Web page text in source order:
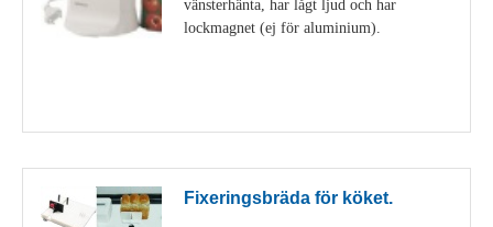
vänsterhänta, har lågt ljud och har
lockmagnet (ej för aluminium).
Fixeringsbräda för köket.